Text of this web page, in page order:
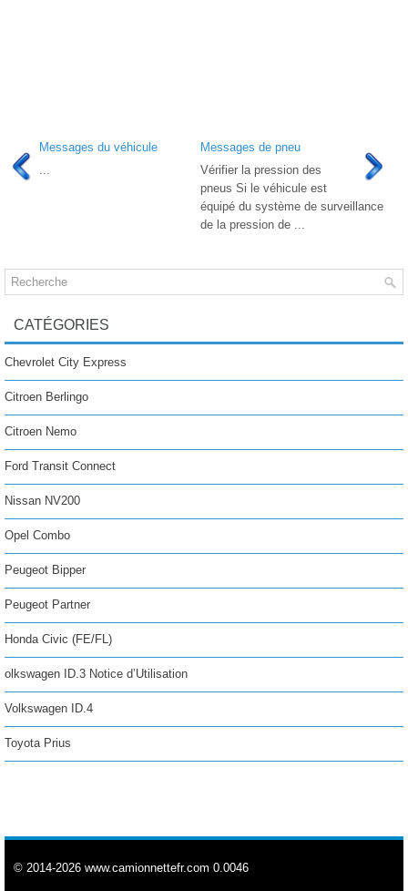
Messages du véhicule
...
Messages de pneu
Vérifier la pression des
pneus Si le véhicule est
équipé du système de surveillance
de la pression de ...
CATÉGORIES
Chevrolet City Express
Citroen Berlingo
Citroen Nemo
Ford Transit Connect
Nissan NV200
Opel Combo
Peugeot Bipper
Peugeot Partner
Honda Civic (FE/FL)
olkswagen ID.3 Notice d’Utilisation
Volkswagen ID.4
Toyota Prius
© 2014-2026 www.camionnettefr.com 0.0046